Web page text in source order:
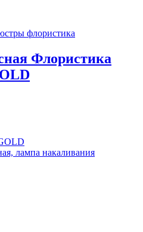
флористика
Флористика
лампа накаливания